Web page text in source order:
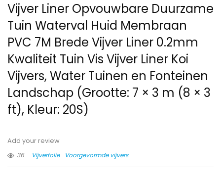
Vijver Liner Opvouwbare Duurzame
Tuin Waterval Huid Membraan
PVC 7M Brede Vijver Liner 0.2mm
Kwaliteit Tuin Vis Vijver Liner Koi
Vijvers, Water Tuinen en Fonteinen
Landschap (Grootte: 7 × 3 m (8 × 3
ft), Kleur: 20S)
Add your review
36
Vijverfolie Voorgevormde vijvers